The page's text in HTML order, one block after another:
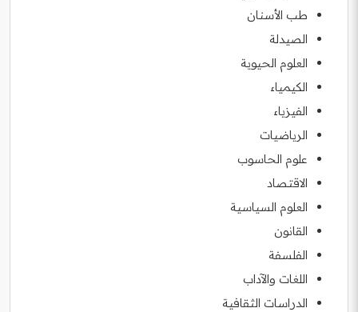
طب الأسنان
الصيدلة
العلوم الحيوية
الكيمياء
الفيزياء
الرياضيات
علوم الحاسوب
الاقتصاد
العلوم السياسية
القانون
الفلسفة
اللغات والآداب
الدراسات الثقافية